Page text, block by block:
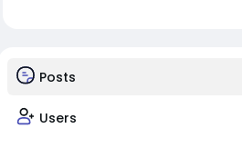
Posts
Users